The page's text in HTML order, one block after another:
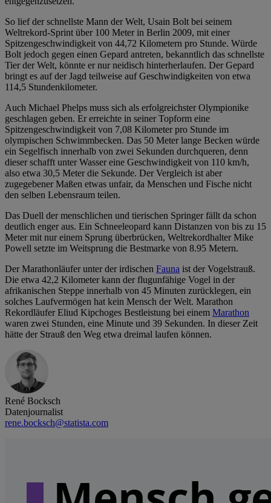
So lief der schnellste Mann der Welt, Usain Bolt bei seinem
Weltrekord-Sprint über 100 Meter in Berlin 2009, mit einer
Spitzengeschwindigkeit von 44,72 Kilometern pro Stunde. Würde
Bolt jedoch gegen einen Gepard antreten, bekanntlich das schnellste
Tier der Welt, könnte er nur neidisch hinterherlaufen. Der Gepard
bringt es auf der Jagd teilweise auf Geschwindigkeiten von etwa
114,5 Stundenkilometer.
Auch Michael Phelps muss sich als erfolgreichster Olympionike
geschlagen geben. Er erreichte in seiner Topform eine
Spitzengeschwindigkeit von 7,08 Kilometer pro Stunde im
olympischen Schwimmbecken. Das 50 Meter lange Becken würde
ein Segelfisch innerhalb von zwei Sekunden durchqueren, denn
dieser schafft unter Wasser eine Geschwindigkeit von 110 km/h,
also etwa 30,5 Meter die Sekunde. Der Vergleich ist aber
zugegebener Maßen etwas unfair, da Menschen und Fische nicht
den selben Lebensraum teilen.
Das Duell der menschlichen und tierischen Springer fällt da schon
deutlich enger aus. Ein Schneeleopard kann Distanzen von bis zu 15
Meter mit nur einem Sprung überbrücken, Weltrekordhalter Mike
Powell setzte im Weitsprung die Bestmarke von 8.95 Metern.
Der Marathonläufer unter der irdischen Fauna ist der Vogelstrauß.
Die etwa 42,2 Kilometer kann der flugunfähige Vogel in der
afrikanischen Steppe innerhalb von 45 Minuten zurücklegen, ein
solches Laufvermögen hat kein Mensch der Welt. Marathon
Rekordläufer Eliud Kipchoges Bestleistung bei einem Marathon
waren zwei Stunden, eine Minute und 39 Sekunden. In dieser Zeit
hätte der Strauß den Weg etwa dreimal laufen können.
René Bocksch
Datenjournalist
rene.bocksch@statista.com